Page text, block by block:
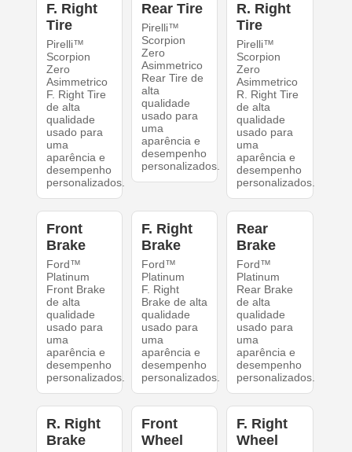
F. Right
Tire
Pirelli™
Scorpion
Zero
Asimmetrico
F. Right Tire
de alta
qualidade
usado para
uma
aparência e
desempenho
personalizados.
Rear Tire
Pirelli™
Scorpion
Zero
Asimmetrico
Rear Tire de
alta
qualidade
usado para
uma
aparência e
desempenho
personalizados.
R. Right
Tire
Pirelli™
Scorpion
Zero
Asimmetrico
R. Right Tire
de alta
qualidade
usado para
uma
aparência e
desempenho
personalizados.
Front
Brake
Ford™
Platinum
Front Brake
de alta
qualidade
usado para
uma
aparência e
desempenho
personalizados.
F. Right
Brake
Ford™
Platinum
F. Right
Brake de alta
qualidade
usado para
uma
aparência e
desempenho
personalizados.
Rear
Brake
Ford™
Platinum
Rear Brake
de alta
qualidade
usado para
uma
aparência e
desempenho
personalizados.
R. Right
Brake
Front
Wheel
F. Right
Wheel